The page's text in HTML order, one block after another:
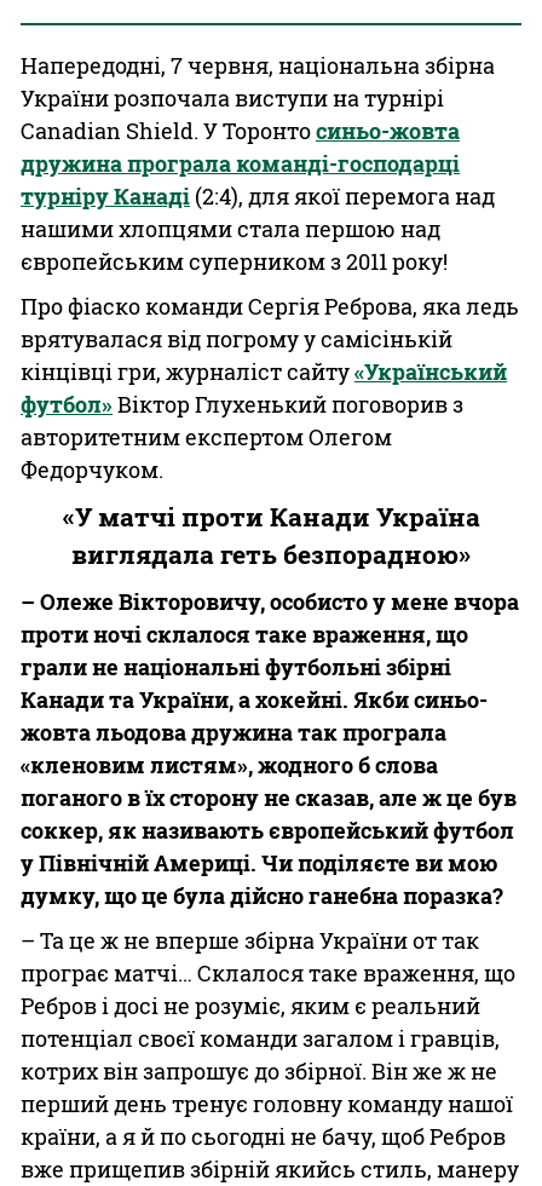
Напередодні, 7 червня, національна збірна
України розпочала виступи на турнірі
Canadian Shield. У Торонтосиньо-жовта
дружина програла команді-господарці
турніру Канаді (2:4), для якої перемога над
нашими хлопцями стала першою над
європейським суперником з 2011 року!
Про фіаско команди Сергія Реброва, яка ледь
врятувалася від погрому у самісінькій
кінцівці гри, журналіст сайту«Український
футбол»Віктор Глухенький поговорив з
авторитетним експертом Олегом
Федорчуком.
«У матчі проти Канади Україна
виглядала геть безпорадною»
– Олеже Вікторовичу, особисто у мене вчора
проти ночі склалося таке враження, що
грали не національні футбольні збірні
Канади та України, а хокейні. Якби синьо-
жовта льодова дружина так програла
«кленовим листям», жодного б слова
поганого в їх сторону не сказав, але ж це був
соккер, як називають європейський футбол
у Північній Америці. Чи поділяєте ви мою
думку, що це була дійсно ганебна поразка?
– Та це ж не вперше збірна України от так
програє матчі… Склалося таке враження, що
Ребров і досі не розуміє, яким є реальний
потенціал своєї команди загалом і гравців,
котрих він запрошує до збірної. Він же ж не
перший день тренує головну команду нашої
країни, а я й по сьогодні не бачу, щоб Ребров
вже прищепив збірній якийсь стиль, манеру